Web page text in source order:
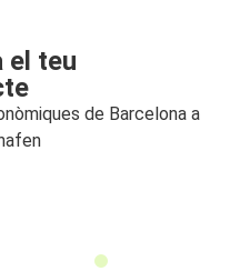
el teu
de Barcelona a